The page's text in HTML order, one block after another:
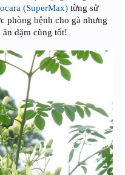
(SuperMax) từng sử
phòng bệnh cho gà nhưng
dặm cũng tốt!